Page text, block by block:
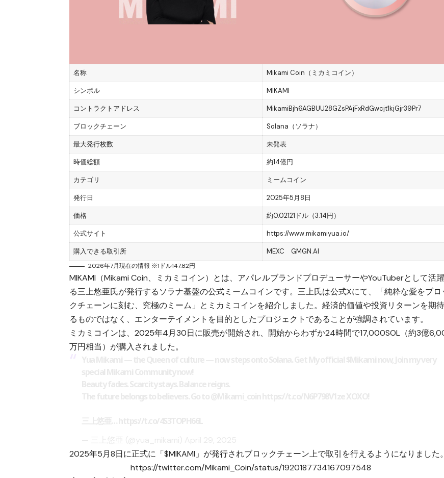
名称 Mikami Coin（ミカミコイン）
シンボル MIKAMI
コントラクトアドレス MikamiBjh6AGBUU28GZsPAjFxRdGwcjt1kjGjr39Pr7
ブロックチェーン Solana（ソラナ）
最大発行枚数 未発表
時価総額 約14億円
カテゴリ ミームコイン
発行日 2025年5月8日
価格 約0.02121ドル（3.14円）
公式サイト https://www.mikamiyua.io/
購入できる取引所 MEXC GMGN.AI
2026年7月現在の情報 ※1ドル147.82円
MIKAMI（Mikami Coin、ミカミコイン）とは、アパレルブランドプロデューサーやYouTuberとして活
る三上悠亜氏が発行するソラナ基盤の公式ミームコインです。三上氏は公式Xにて、「純粋な愛をブロ
クチェーンに刻む、究極のミーム」とミカミコインを紹介しました。経済的価値や投資リターンを期
るものではなく、エンターテイメントを目的としたプロジェクトであることが強調されています。
ミカミコインは、2025年4月30日に販売が開始され、開始からわずか24時間で17,000SOL（約3億
万円相当）が購入されました。
2025年5月8日に正式に「$MIKAMI」が発行されブロックチェーン上で取引を行えるようになりました。
https://twitter.com/Mikami_Coin/status/1920187734167097548